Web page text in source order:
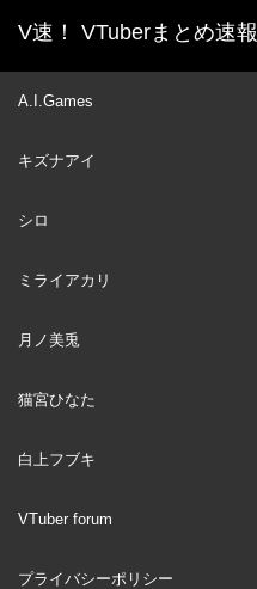
V速！ VTuberまとめ速報
A.I.Games
キズナアイ
シロ
ミライアカリ
月ノ美兎
猫宮ひなた
白上フブキ
VTuber forum
プライバシーポリシー
ホーム
新着動画一覧
AUG
７ねんめ！